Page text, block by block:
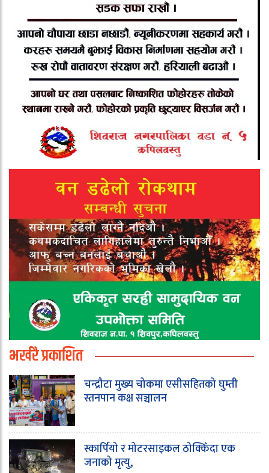
भर्खरै प्रकाशित
चन्द्रौटा मुख्य चोकमा एसीसहितको घुम्ती
स्तनपान कक्ष सञ्चालन
स्कार्पियो र मोटरसाइकल ठोक्किँदा एक
जनाको मृत्यु,